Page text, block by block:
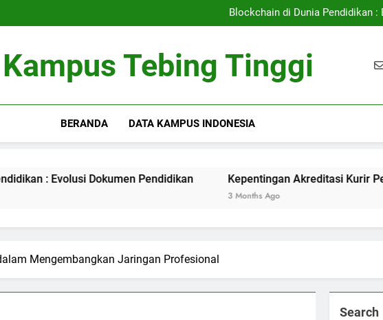
Blockchain di Dunia Pendidikan
Kepentingan Akreditasi Kurir
Blockchain di Dunia Pendidikan
Kepentingan Akreditasi Kurir
Kampus Tebing Tinggi
BERANDA DATA KAMPUS INDONESIA
Dokumen Pendidikan Kepentingan Akreditasi Kurir Pendidikan
3 Months Ago
Mengembangkan Jaringan Profesional
Search